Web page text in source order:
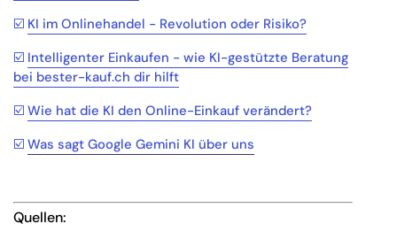
☑️ KI im Onlinehandel - Revolution oder Risiko?
☑️ Intelligenter Einkaufen - wie KI-gestützte Beratung
bei bester-kauf.ch dir hilft
☑️ Wie hat die KI den Online-Einkauf verändert?
☑️ Was sagt Google Gemini KI über uns
Quellen: